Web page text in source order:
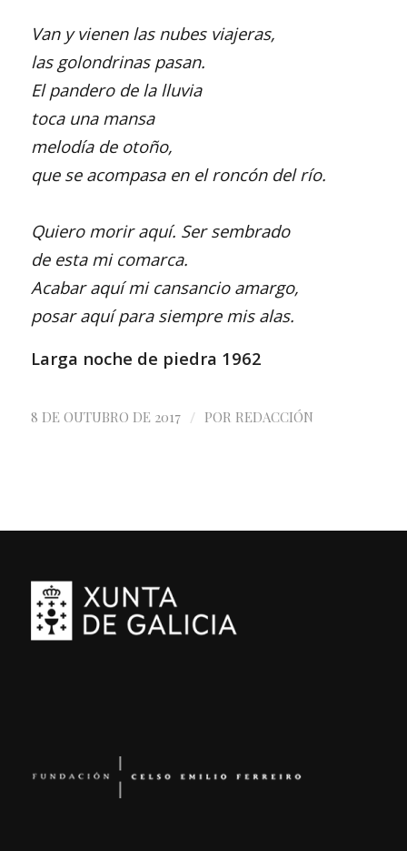
Van y vienen las nubes viajeras,
las golondrinas pasan.
El pandero de la lluvia
toca una mansa
melodía de otoño,
que se acompasa en el roncón del río.
Quiero morir aquí. Ser sembrado
de esta mi comarca.
Acabar aquí mi cansancio amargo,
posar aquí para siempre mis alas.
Larga noche de piedra 1962
8 DE OUTUBRO DE 2017 / POR REDACCIÓN